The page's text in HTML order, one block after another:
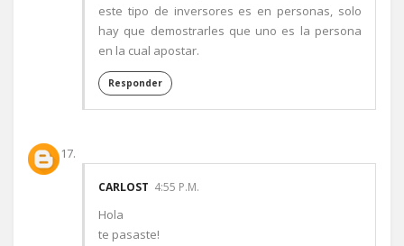
este tipo de inversores es en personas, solo
hay que demostrarles que uno es la persona
en la cual apostar.
Responder
CARLOST 4:55 P.M.
Hola
te pasaste!